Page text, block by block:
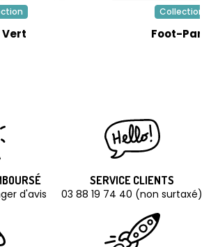
Vert
Collection
Foot-
d'avis
SERVICE CLIENTS
03 88 19 74 40 (non surtaxé)